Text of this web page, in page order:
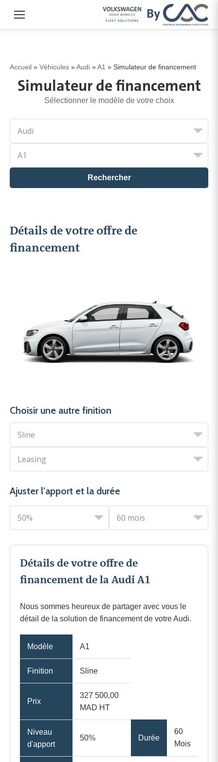
Accueil » Véhicules »Audi »A1 » Simulateur de financement
Simulateur de financement
Sélectionner le modèle de votre choix
Rechercher
Détails de votre offre de
financement
Choisir une autre finition
Ajuster l'apport et la durée
Détails de votre offre de
financement de la Audi A1
Nous sommes heureux de partager avec vous le
détail de la solution de financement de votre Audi.
Modèle A1
Finition Sline
Prix
327 500,00
MAD HT
Niveau
d'apport
50% Durée
60
Mois